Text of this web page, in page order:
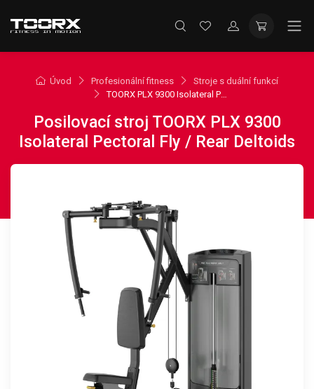
Úvod Profesionální fitness
Stroje s duální funkcí
TOORX PLX 9300 Isolateral Pectoral Fly / Rear Deltoids
Posilovací stroj TOORX PLX 9300
Isolateral Pectoral Fly / Rear Deltoids